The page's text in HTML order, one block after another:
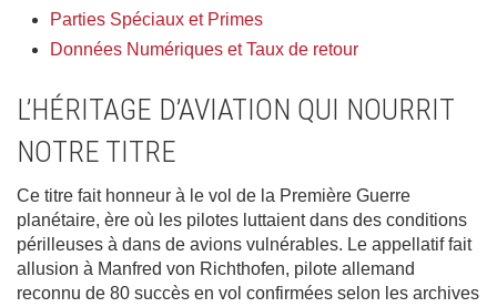
Parties Spéciaux et Primes
Données Numériques et Taux de retour
L’HÉRITAGE D’AVIATION QUI NOURRIT
NOTRE TITRE
Ce titre fait honneur à le vol de la Première Guerre
planétaire, ère où les pilotes luttaient dans des conditions
périlleuses à dans de avions vulnérables. Le appellatif fait
allusion à Manfred von Richthofen, pilote allemand
reconnu de 80 succès en vol confirmées selon les archives